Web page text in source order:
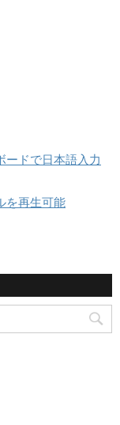
ドで日本語入力
を再生可能